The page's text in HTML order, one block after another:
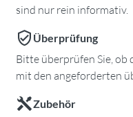
sind nur rein informativ.
Überprüfung
Bitte überprüfen Sie, ob
mit den angeforderten
Zubehör